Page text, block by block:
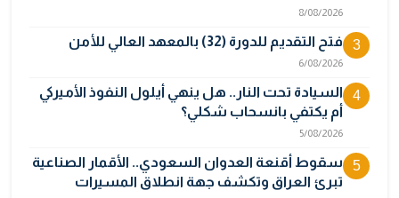
8/08/2026
3 فتح التقديم للدورة (32) بالمعهد العالي للأمن
6/08/2026
4
السيادة تحت النار.. هل ينهي أيلول النفوذ الأميركي
أم يكتفي بانسحاب شكلي؟
5/08/2026
5
سقوط أقنعة العدوان السعودي.. الأقمار الصناعية
تبرئ العراق وتكشف جهة انطلاق المسيرات